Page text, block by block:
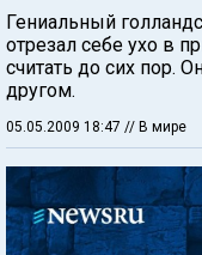
Гениальный
отрезал себе ухо в
считать до сих пор.
другом.
05.05.2009 18:47 // В мире